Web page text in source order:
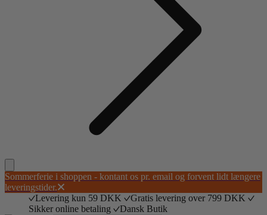
Sommerferie i shoppen - kontant os pr. email og forvent lidt længere
leveringstider.
Levering kun 59 DKK
Gratis levering over 799 DKK
Sikker online betaling
Dansk Butik